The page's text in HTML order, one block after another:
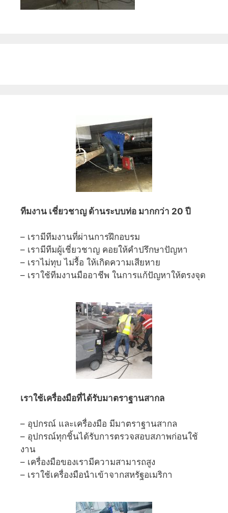
ทีมงาน เชี่ยวชาญ ด้านระบบท่อ มากกว่า 20 ปี
– เรามีทีมงานที่ผ่านการฝึกอบรม
– เรามีทีมผู้เชี่ยวชาญ คอยให้คำปรึกษาปัญหา
– เราไม่ทุบ ไม่รื้อ ให้เกิดความเสียหาย
– เราใช้ทีมงานมืออาชีพ ในการแก้ปัญหาให้ตรงจุด
เราใช้เครื่องมือที่ได้รับมาตราฐานสากล
– อุปกรณ์ และเครื่องมือ มีมาตราฐานสากล
– อุปกรณ์ทุกชิ้นได้รับการตรวจสอบสภาพก่อนใช้
งาน
– เครื่องมือของเรามีความสามารถสูง
– เราใช้เครื่องมือนำเข้าจากสหรัฐอเมริกา